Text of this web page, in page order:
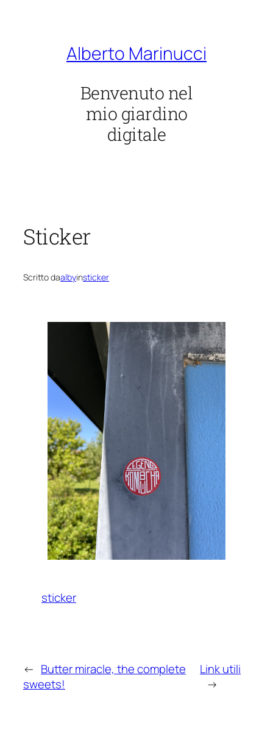
Alberto Marinucci
Benvenuto nel
mio giardino
digitale
Sticker
Scritto daalbyinsticker
sticker
← Butter miracle, the complete
sweets!
Link utili
→